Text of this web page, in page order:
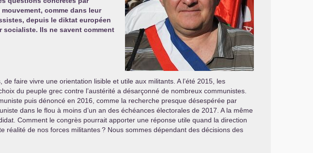
comme dans leur
depuis le diktat européen
socialiste. Ils ne savent comment
faire vivre une orientation lisible et utile aux militants. A l’été 2015, les
du peuple grec contre l’austérité a désarçonné de nombreux communistes.
puis dénoncé en 2016, comme la recherche presque désespérée par
dans le flou à moins d’un an des échéances électorales de 2017. A la même
Comment le congrès pourrait apporter une réponse utile quand la direction
réalité de nos forces militantes? Nous sommes dépendant des décisions des